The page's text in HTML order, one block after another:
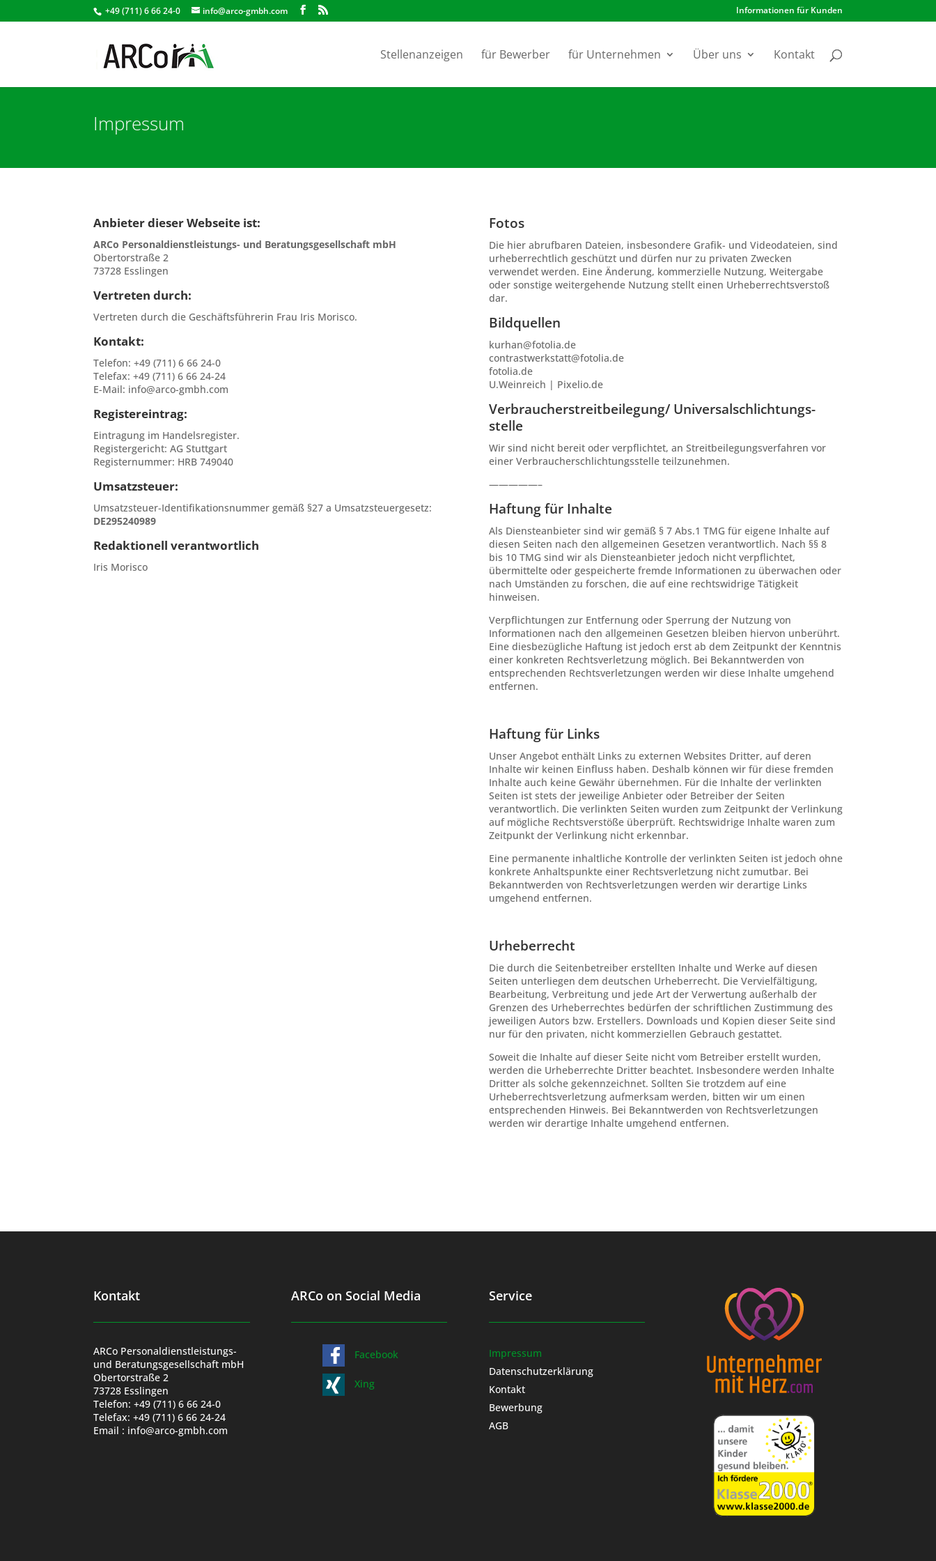
+49 (711) 6 66 24-0 info@arco-gmbh.com Informationen für Kunden
Stellenanzeigen für Bewerber für Unternehmen Über uns Kontakt
Impressum
Anbieter dieser Webseite ist:
ARCo Personaldienstleistungs- und Beratungsgesellschaft mbH
Obertorstraße 2
73728 Esslingen
Vertreten durch:
Vertreten durch die Geschäftsführerin Frau Iris Morisco.
Kontakt:
Telefon: +49 (711) 6 66 24-0
Telefax: +49 (711) 6 66 24-24
E-Mail: info@arco-gmbh.com
Registereintrag:
Eintragung im Handelsregister.
Registergericht: AG Stuttgart
Registernummer: HRB 749040
Umsatzsteuer:
Umsatzsteuer-Identifikationsnummer gemäß §27 a Umsatzsteuergesetz:
DE295240989
Redaktionell verantwortlich
Iris Morisco
Fotos
Die hier abrufbaren Dateien, insbesondere Grafik- und Videodateien, sind
urheberrechtlich geschützt und dürfen nur zu privaten Zwecken
verwendet werden. Eine Änderung, kommerzielle Nutzung, Weitergabe
oder sonstige weitergehende Nutzung stellt einen Urheberrechtsverstoß
dar.
Bildquellen
kurhan@fotolia.de
contrastwerkstatt@fotolia.de
fotolia.de
U.Weinreich | Pixelio.de
Verbraucher­streit­beilegung/ Universal­schlichtungs­
stelle
Wir sind nicht bereit oder verpflichtet, an Streitbeilegungsverfahren vor
einer Verbraucherschlichtungsstelle teilzunehmen.
—————–
Haftung für Inhalte
Als Diensteanbieter sind wir gemäß § 7 Abs.1 TMG für eigene Inhalte auf
diesen Seiten nach den allgemeinen Gesetzen verantwortlich. Nach §§ 8
bis 10 TMG sind wir als Diensteanbieter jedoch nicht verpflichtet,
übermittelte oder gespeicherte fremde Informationen zu überwachen oder
nach Umständen zu forschen, die auf eine rechtswidrige Tätigkeit
hinweisen.
Verpflichtungen zur Entfernung oder Sperrung der Nutzung von
Informationen nach den allgemeinen Gesetzen bleiben hiervon unberührt.
Eine diesbezügliche Haftung ist jedoch erst ab dem Zeitpunkt der Kenntnis
einer konkreten Rechtsverletzung möglich. Bei Bekanntwerden von
entsprechenden Rechtsverletzungen werden wir diese Inhalte umgehend
entfernen.
Haftung für Links
Unser Angebot enthält Links zu externen Websites Dritter, auf deren
Inhalte wir keinen Einfluss haben. Deshalb können wir für diese fremden
Inhalte auch keine Gewähr übernehmen. Für die Inhalte der verlinkten
Seiten ist stets der jeweilige Anbieter oder Betreiber der Seiten
verantwortlich. Die verlinkten Seiten wurden zum Zeitpunkt der Verlinkung
auf mögliche Rechtsverstöße überprüft. Rechtswidrige Inhalte waren zum
Zeitpunkt der Verlinkung nicht erkennbar.
Eine permanente inhaltliche Kontrolle der verlinkten Seiten ist jedoch ohne
konkrete Anhaltspunkte einer Rechtsverletzung nicht zumutbar. Bei
Bekanntwerden von Rechtsverletzungen werden wir derartige Links
umgehend entfernen.
Urheberrecht
Die durch die Seitenbetreiber erstellten Inhalte und Werke auf diesen
Seiten unterliegen dem deutschen Urheberrecht. Die Vervielfältigung,
Bearbeitung, Verbreitung und jede Art der Verwertung außerhalb der
Grenzen des Urheberrechtes bedürfen der schriftlichen Zustimmung des
jeweiligen Autors bzw. Erstellers. Downloads und Kopien dieser Seite sind
nur für den privaten, nicht kommerziellen Gebrauch gestattet.
Soweit die Inhalte auf dieser Seite nicht vom Betreiber erstellt wurden,
werden die Urheberrechte Dritter beachtet. Insbesondere werden Inhalte
Dritter als solche gekennzeichnet. Sollten Sie trotzdem auf eine
Urheberrechtsverletzung aufmerksam werden, bitten wir um einen
entsprechenden Hinweis. Bei Bekanntwerden von Rechtsverletzungen
werden wir derartige Inhalte umgehend entfernen.
Kontakt
ARCo Personaldienstleistungs-
und Beratungsgesellschaft mbH
Obertorstraße 2
73728 Esslingen
Telefon: +49 (711) 6 66 24-0
Telefax: +49 (711) 6 66 24-24
Email : info@arco-gmbh.com
ARCo on Social Media
Facebook
Xing
Service
Impressum
Datenschutzerklärung
Kontakt
Bewerbung
AGB